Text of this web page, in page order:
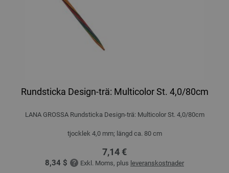
Rundsticka Design-trä: Multicolor St. 4,0/80cm
LANA GROSSA Rundsticka Design-trä: Multicolor St. 4,0/80cm
tjocklek 4,0 mm; längd ca. 80 cm
7,14 €
8,34 $ Exkl. Moms, plus leveranskostnader